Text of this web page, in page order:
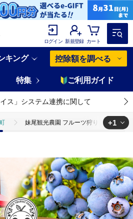
ログイン 新規登録 カート
キング 控除額を調べる
特集 ご利用ガイド
イス」システム連携に関して
妹尾観光農園 フルーツ狩りチケット
+1